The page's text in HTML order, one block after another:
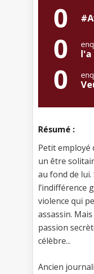
0
0 l'a
0
Résumé :
Petit employé
un être
au fond de lui.
l’indifférence
violence qui
assassin.
passion
célèbre...
Ancien